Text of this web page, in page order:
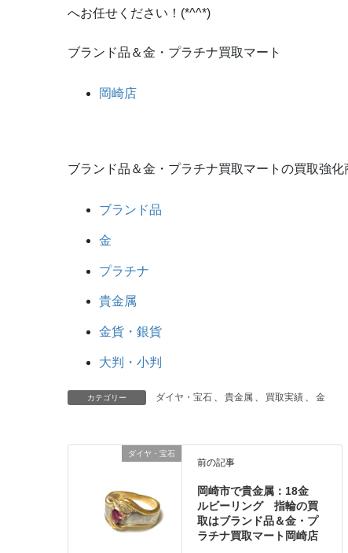
へお任せください！(*^^*)
ブランド品＆金・プラチナ買取マート
岡崎店
ブランド品＆金・プラチナ買取マートの買取強化
ブランド品
金
プラチナ
貴金属
金貨・銀貨
大判・小判
カテゴリー ダイヤ・宝石 、 貴金属 、 買取実績 、 金
ダイヤ・宝石
前の記事
岡崎市で貴金属：18金
ルビーリング 指輪の買
取はブランド品＆金・プ
ラチナ買取マート岡崎店